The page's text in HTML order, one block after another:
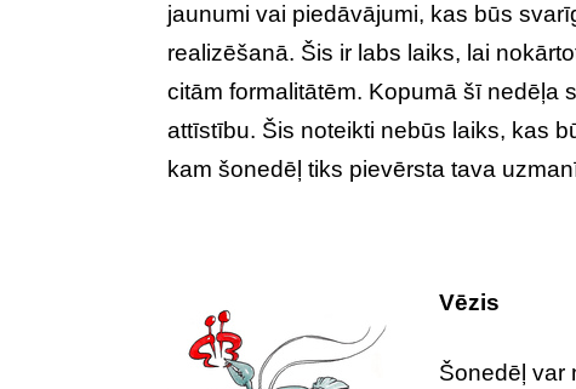
jaunumi vai piedāvājumi, kas būs
realizēšanā. Šis ir labs laiks, lai
citām formalitātēm. Kopumā šī nedēļa
attīstību. Šis noteikti nebūs laiks, kas
kam šonedēļ tiks pievērsta tava
Vēzis
Šonedēļ var